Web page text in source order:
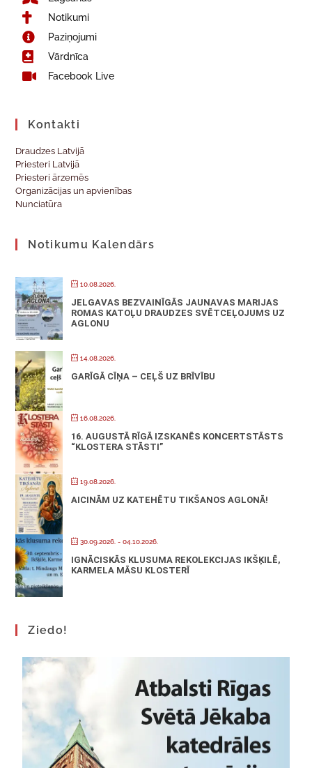
Notikumi
Paziņojumi
Vārdnīca
Facebook Live
Kontakti
Draudzes Latvijā
Priesteri Latvijā
Priesteri ārzemēs
Organizācijas un apvienības
Nunciatūra
Notikumu Kalendārs
10.08.2026.
JELGAVAS BEZVAINĪGĀS JAUNAVAS MARIJAS
ROMAS KATOĻU DRAUDZES SVĒTCEĻOJUMS UZ
AGLONU
14.08.2026.
GARĪGĀ CĪŅA – CEĻŠ UZ BRĪVĪBU
16.08.2026.
16. AUGUSTĀ RĪGĀ IZSKANĒS KONCERTSTĀSTS
“KLOSTERA STĀSTI”
19.08.2026.
AICINĀM UZ KATEHĒTU TIKŠANOS AGLONĀ!
30.09.2026. - 04.10.2026.
IGNĀCISKĀS KLUSUMA REKOLEKCIJAS IKŠĶILĒ,
KARMELA MĀSU KLOSTERĪ
Ziedo!